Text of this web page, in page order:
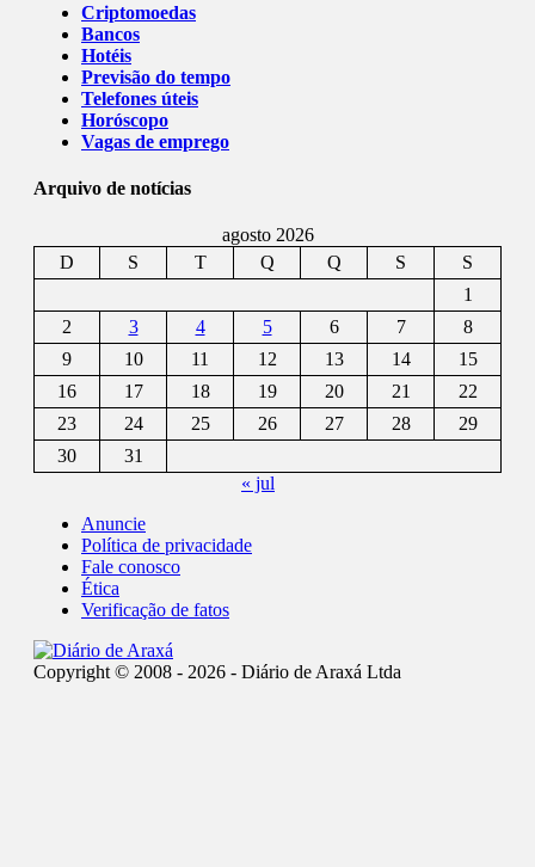
Criptomoedas
Bancos
Hotéis
Previsão do tempo
Telefones úteis
Horóscopo
Vagas de emprego
Arquivo de notícias
agosto 2026
D
S T Q Q S
S
1
2
3 4 5 6 7
8
9
10 11 12 13 14
15
16
17 18 19 20 21
22
23
24 25 26 27 28
29
30
31
« jul
Anuncie
Política de privacidade
Fale conosco
Ética
Verificação de fatos
Copyright © 2008 - 2026 - Diário de Araxá Ltda